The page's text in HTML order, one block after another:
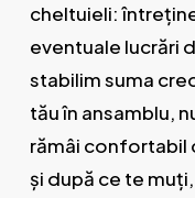
cheltuieli:
eventuale lucrări
stabilim suma
tău în ansamblu,
rămâi confortabil
și după ce te